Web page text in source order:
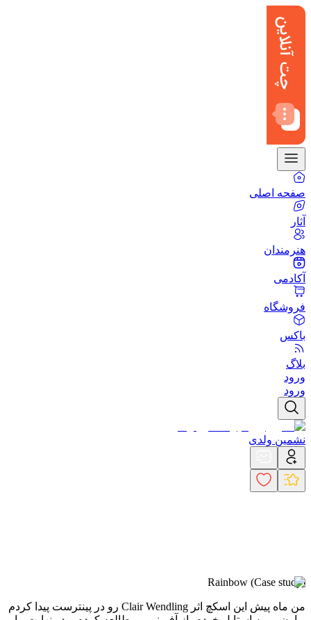
صفحه اصلی
آثار
هنرمندان
آکادمی
فروشگاه
باکس
بلاگ
ورود
ورود
نشمین ولدی
Rainbow (Case study)
من ماه پیش این اسکچ اثر Clair Wendling رو در پینترست پیدا کردم